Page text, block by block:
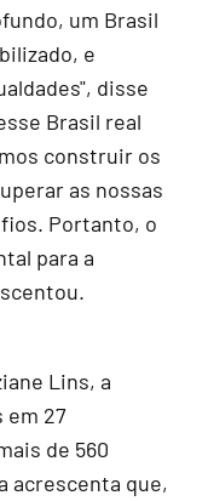
um Brasil
e
disse
Brasil real
construir os
as nossas
Portanto, o
para a
Lins, a
em 27
de 560
acrescenta que,